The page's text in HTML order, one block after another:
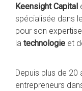
Keensight Capital
spécialisée dans le
pour son
la technologie et
Depuis plus de
entrepreneurs